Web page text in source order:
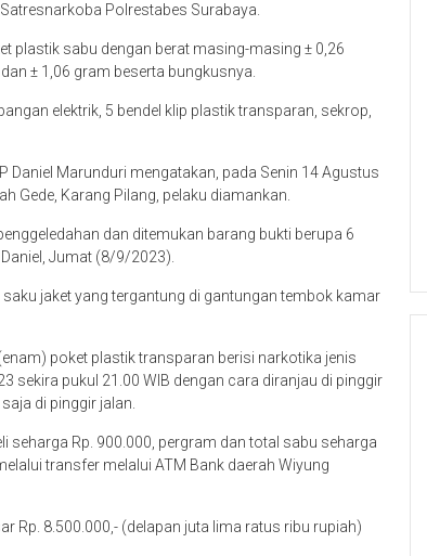
Polrestabes Surabaya.
plastik sabu dengan berat masing-masing ± 0,26
± 1,06 gram beserta bungkusnya.
elektrik, 5 bendel klip plastik transparan, sekrop,
Marunduri mengatakan, pada Senin 14 Agustus
Gede, Karang Pilang, pelaku diamankan.
dan ditemukan barang bukti berupa 6
Jumat (8/9/2023).
jaket yang tergantung di gantungan tembok kamar
poket plastik transparan berisi narkotika jenis
sekira pukul 21.00 WIB dengan cara diranjau di pinggir
di pinggir jalan.
seharga Rp. 900.000, pergram dan total sabu seharga
transfer melalui ATM Bank daerah Wiyung
Rp. 8.500.000,- (delapan juta lima ratus ribu rupiah)